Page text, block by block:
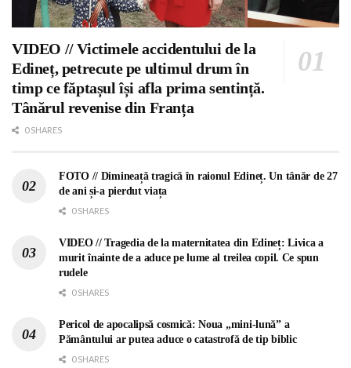
VIDEO // Victimele accidentului de la
Edineț, petrecute pe ultimul drum în
timp ce făptașul își afla prima sentință.
Tânărul revenise din Franța
0 SHARES
FOTO // Dimineață tragică în raionul Edineț. Un tânăr de 27
de ani și-a pierdut viața
0 SHARES
VIDEO // Tragedia de la maternitatea din Edineț: Livica a
murit înainte de a aduce pe lume al treilea copil. Ce spun
rudele
0 SHARES
Pericol de apocalipsă cosmică: Noua „mini-lună” a
Pământului ar putea aduce o catastrofă de tip biblic
0 SHARES